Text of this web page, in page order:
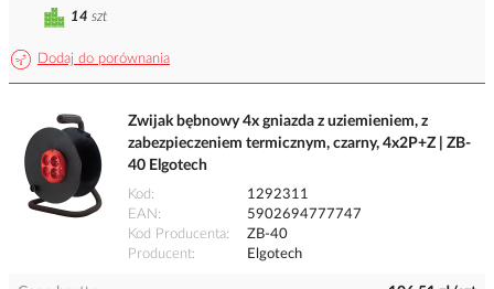
Dodaj do porównania
14 szt
Zwijak bębnowy 4x gniazda z uziemieniem, z
zabezpieczeniem termicznym, czarny, 4x2P+Z | ZB-
40 Elgotech
Kod
1292311
EAN
5902694777747
Kod Producenta
ZB-40
Producent
Elgotech